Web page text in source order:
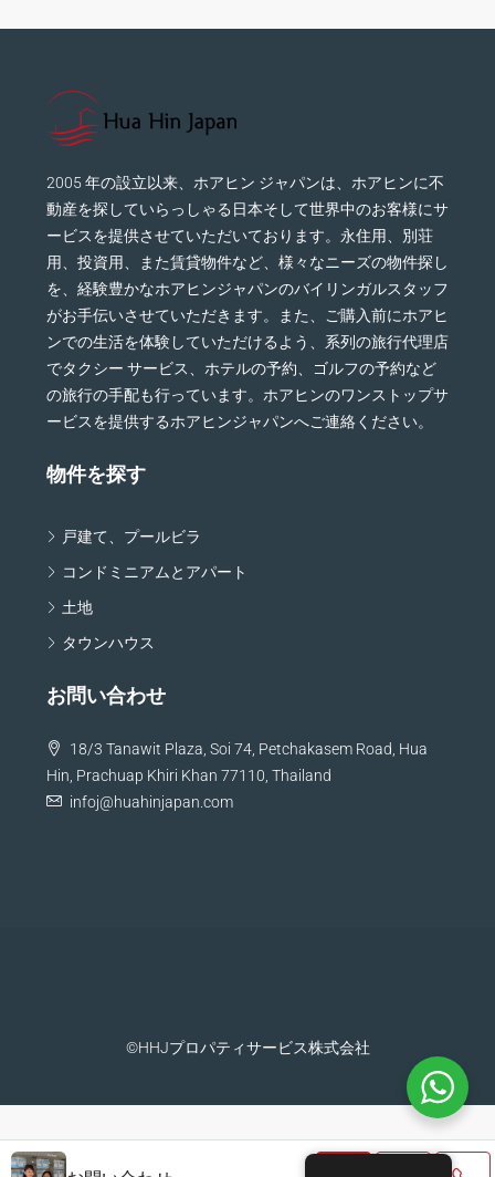
2005 年の設立以来、ホアヒン ジャパンは、ホアヒンに不
動産を探していらっしゃる日本そして世界中のお客様にサ
ービスを提供させていただいております。永住用、別荘
用、投資用、また賃貸物件など、様々なニーズの物件探し
を、経験豊かなホアヒンジャパンのバイリンガルスタッフ
がお手伝いさせていただきます。また、ご購入前にホアヒ
ンでの生活を体験していただけるよう、系列の旅行代理店
でタクシー サービス、ホテルの予約、ゴルフの予約など
の旅行の手配も行っています。ホアヒンのワンストップサ
ービスを提供するホアヒンジャパンへご連絡ください。
物件を探す
戸建て、プールビラ
コンドミニアムとアパート
土地
タウンハウス
お問い合わせ
18/3 Tanawit Plaza, Soi 74, Petchakasem Road, Hua
Hin, Prachuap Khiri Khan 77110, Thailand
infoj@huahinjapan.com
©HHJプロパティサービス株式会社